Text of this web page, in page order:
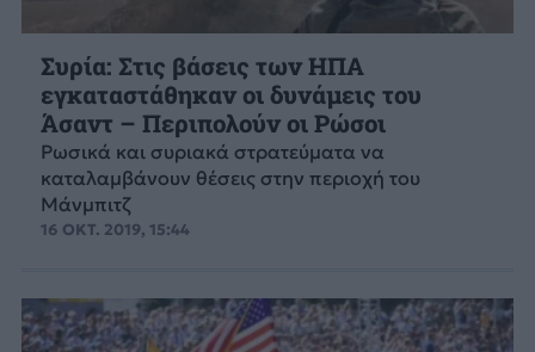
Συρία: Στις βάσεις των ΗΠΑ
εγκαταστάθηκαν οι δυνάμεις του
Άσαντ – Περιπολούν οι Ρώσοι
Ρωσικά και συριακά στρατεύματα να
καταλαμβάνουν θέσεις στην περιοχή του
Μάνμπιτζ
16 ΟΚΤ. 2019, 15:44